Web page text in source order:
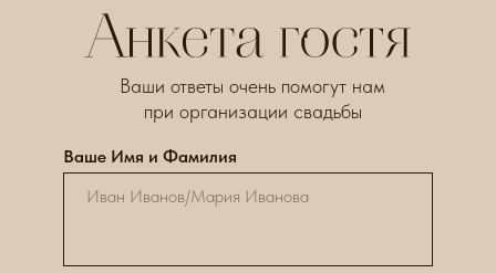
Ваши ответы очень помогут нам
при организации свадьбы
Ваше Имя и Фамилия